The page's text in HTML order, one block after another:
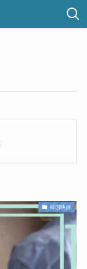
韓国映画